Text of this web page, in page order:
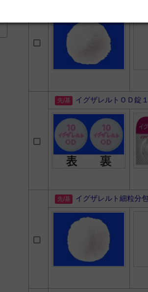
イグザレルトＯＤ錠
イグザレルト細粒分